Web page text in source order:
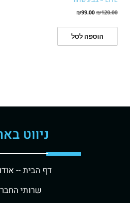
₪120.00
₪99.00
הוספה לסל
ניווט
דף הבית --
שרותי